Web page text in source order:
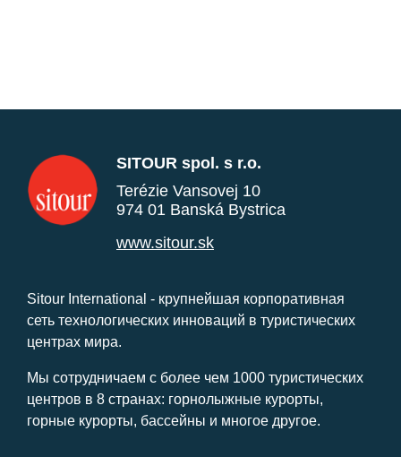
SITOUR spol. s r.o.
Terézie Vansovej 10
974 01 Banská Bystrica
www.sitour.sk
Sitour International - крупнейшая корпоративная
сеть технологических инноваций в туристических
центрах мира.
Мы сотрудничаем с более чем 1000 туристических
центров в 8 странах: горнолыжные курорты,
горные курорты, бассейны и многое другое.